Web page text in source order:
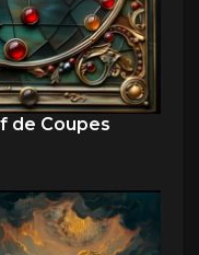
de Coupes